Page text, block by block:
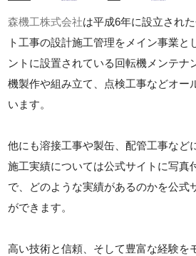
森機工株式会社は平成6年に設立され
ト工事の設計施工管理をメイン事業と
ントに設置されている回転機メンテナ
機製作や組み立て、点検工事などオー
います。
他にも溶接工事や製缶、配管工事など
施工実績については公式サイトに写真
で、どのような実績があるのかを公式
ができます。
高い技術と信頼、そして豊富な経験を